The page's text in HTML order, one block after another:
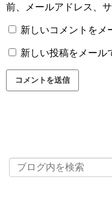
前、メールアドレス、
新しいコメントをメ
新しい投稿をメール